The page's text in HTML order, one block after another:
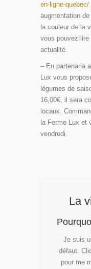
en-ligne-quebec/
augmentation
la couleur de la
vous pouvez
actualité.
– En partenaria
Lux vous
légumes de
16,00€, il sera
locaux.
la Ferme Lux et
vendredi.
La
Je suis
défaut.
pour me